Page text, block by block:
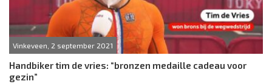
Vinkeveen, 2 september 2021
Handbiker tim de vries: “bronzen medaille cadeau voor
gezin”